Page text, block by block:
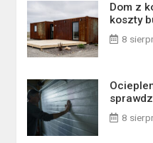
Dom z
koszty
8
8